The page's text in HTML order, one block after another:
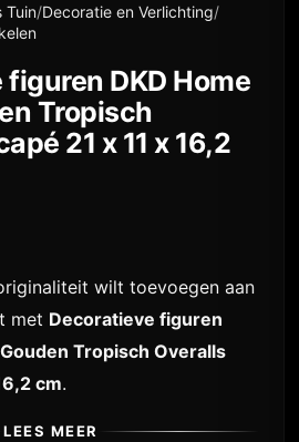
Tuin/Decoratie en Verlichting/
DKD Home
Tropisch
21 x 11 x 16,2
wilt toevoegen aan
met Decoratieve figuren
Tropisch Overalls
cm.
LEES MEER